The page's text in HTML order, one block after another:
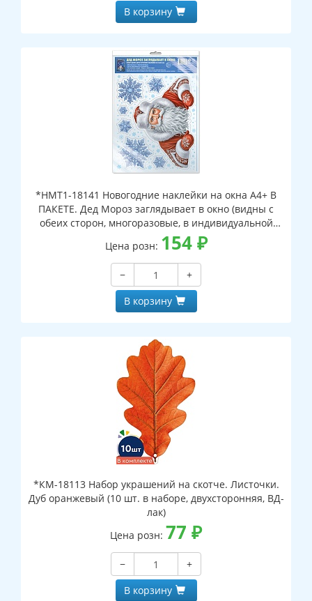
В корзину
*НМТ1-18141 Новогодние наклейки на окна А4+ В
ПАКЕТЕ. Дед Мороз заглядывает в окно (видны с
обеих сторон, многоразовые, в индивидуальной
упаковке, с европодвесом и клеевым клапаном)
Цена розн: 154₽
−
+
В корзину
*КМ-18113 Набор украшений на скотче. Листочки.
Дуб оранжевый (10 шт. в наборе, двухсторонняя, ВД-
лак)
Цена розн: 77 ₽
−
+
В корзину